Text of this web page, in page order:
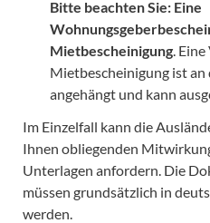
Bitte beachten Sie: Eine
Mietbescheinigung .
Mietbescheinigung ist
angehängt und kann
Im Einzelfall kann die
Ihnen obliegenden
Unterlagen anfordern. Die
müssen grundsätzlich in
werden.